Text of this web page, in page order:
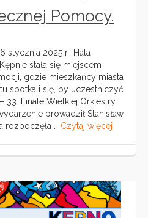
Pomocy.
stycznia 2025 r., Hala
stała się miejscem
gdzie mieszkańcy miasta
spotkali się, by uczestniczyć
33. Finale Wielkiej Orkiestry
prowadził Stanisław
rozpoczęła … Czytaj więcej